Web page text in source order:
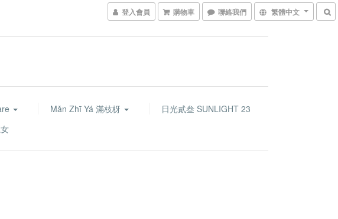
登入會員 購物車 聯絡我們 繁體中文
Mǎn Zhī Yá 滿枝枒
日光貳叁 SUNLIGHT 23